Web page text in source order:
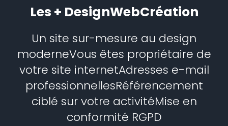
Les + DesignWebCréation
Un site sur-mesure au design
moderneVous êtes propriétaire de
votre site internetAdresses e-mail
professionnellesRéférencement
ciblé sur votre activitéMise en
conformité RGPD